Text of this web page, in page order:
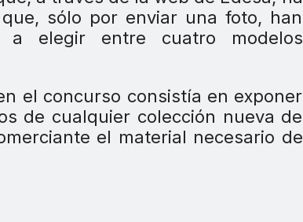
sólo por enviar una foto, han
a elegir entre cuatro modelos
el concurso consistía en exponer
de cualquier colección nueva de
el material necesario de